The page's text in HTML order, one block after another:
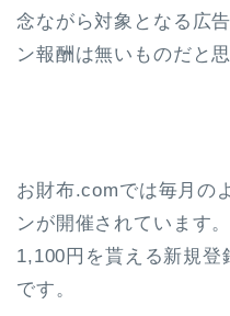
念ながら対象となる広
ン報酬は無いものだと
お財布.comでは毎月の
ンが開催されています
1,100円を貰える新規登
です。